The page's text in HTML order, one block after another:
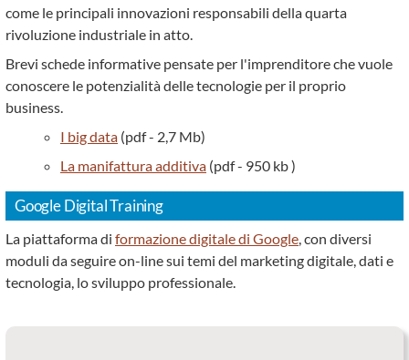
come le principali innovazioni responsabili della quarta
rivoluzione industriale in atto.
Brevi schede informative pensate per l'imprenditore che vuole
conoscere le potenzialità delle tecnologie per il proprio
business.
I big data (pdf - 2,7 Mb)
La manifattura additiva (pdf - 950 kb )
Google Digital Training
La piattaforma di formazione digitale di Google, con diversi
moduli da seguire on-line sui temi del marketing digitale, dati e
tecnologia, lo sviluppo professionale.